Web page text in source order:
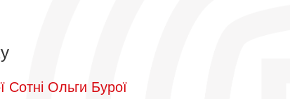
Ольги Бурої